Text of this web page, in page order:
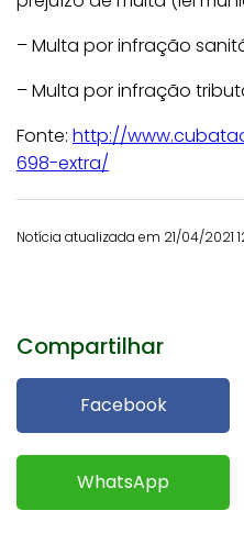
– Multa por infração
– Multa por infração
Fonte: http://
698-extra/
Notícia atualizada em 21/04/2021
Compartilhar
Facebook
WhatsApp